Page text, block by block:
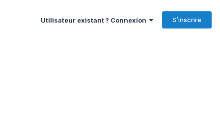
Utilisateur existant ? Connexion S’inscrire